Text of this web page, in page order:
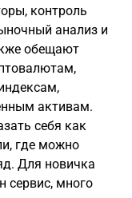
контроль
анализ и
обещают
активам.
себя как
где можно
Для новичка
сервис, много